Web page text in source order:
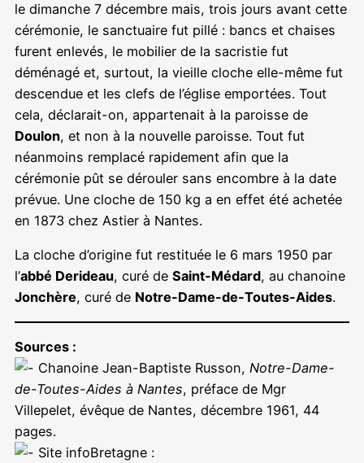
le dimanche 7 décembre mais, trois jours avant cette
cérémonie, le sanctuaire fut pillé : bancs et chaises
furent enlevés, le mobilier de la sacristie fut
déménagé et, surtout, la vieille cloche elle-même fut
descendue et les clefs de l’église emportées. Tout
cela, déclarait-on, appartenait à la paroisse de
Doulon, et non à la nouvelle paroisse. Tout fut
néanmoins remplacé rapidement afin que la
cérémonie pût se dérouler sans encombre à la date
prévue. Une cloche de 150 kg a en effet été achetée
en 1873 chez Astier à Nantes.
La cloche d’origine fut restituée le 6 mars 1950 par
l’abbé Derideau, curé de Saint-Médard, au chanoine
Jonchère, curé de Notre-Dame-de-Toutes-Aides.
Sources :
Chanoine Jean-Baptiste Russon, Notre-Dame-
de-Toutes-Aides à Nantes, préface de Mgr
Villepelet, évêque de Nantes, décembre 1961, 44
pages.
Site infoBretagne :